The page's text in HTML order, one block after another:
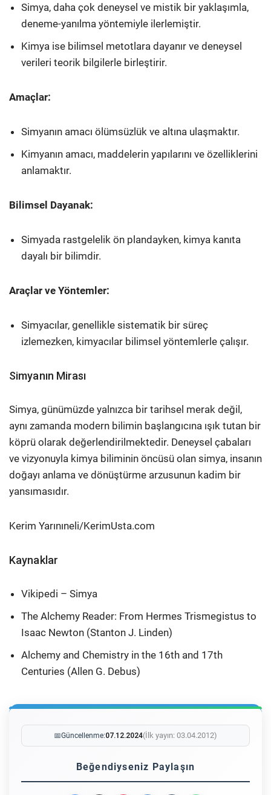
Simya, daha çok deneysel ve mistik bir yaklaşımla,
deneme-yanılma yöntemiyle ilerlemiştir.
Kimya ise bilimsel metotlara dayanır ve deneysel
verileri teorik bilgilerle birleştirir.
Amaçlar:
Simyanın amacı ölümsüzlük ve altına ulaşmaktır.
Kimyanın amacı, maddelerin yapılarını ve özelliklerini
anlamaktır.
Bilimsel Dayanak:
Simyada rastgelelik ön plandayken, kimya kanıta
dayalı bir bilimdir.
Araçlar ve Yöntemler:
Simyacılar, genellikle sistematik bir süreç
izlemezken, kimyacılar bilimsel yöntemlerle çalışır.
Simyanın Mirası
Simya, günümüzde yalnızca bir tarihsel merak değil,
aynı zamanda modern bilimin başlangıcına ışık tutan bir
köprü olarak değerlendirilmektedir. Deneysel çabaları
ve vizyonuyla kimya biliminin öncüsü olan simya, insanın
doğayı anlama ve dönüştürme arzusunun kadim bir
yansımasıdır.
Kerim Yarınıneli/KerimUsta.com
Kaynaklar
Vikipedi – Simya
The Alchemy Reader: From Hermes Trismegistus to
Isaac Newton (Stanton J. Linden)
Alchemy and Chemistry in the 16th and 17th
Centuries (Allen G. Debus)
📅Güncellenme:07.12.2024(İlk yayın: 03.04.2012)
Beğendiyseniz Paylaşın